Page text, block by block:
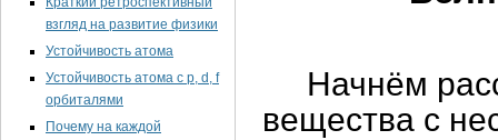
взгляд на развитие физики
Устойчивость атома
Устойчивость атома с p, d, f
орбиталями
Почему на каждой
Начнём
вещества с